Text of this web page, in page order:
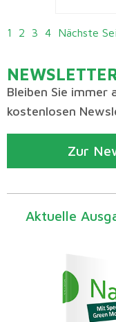
1 2 3 4 Nächste
Bleiben Sie immer
kostenlosen
Zur
Aktuelle